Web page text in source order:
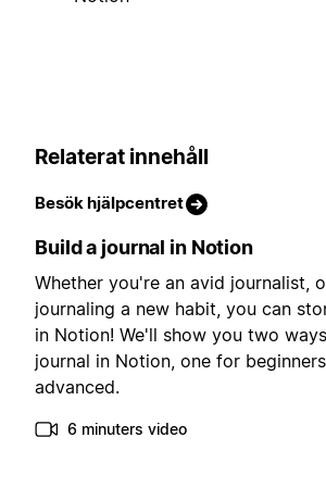
Relaterat innehåll
Besök hjälpcentret
Build a journal in Notion
Whether you're an avid journalist,
journaling a new habit, you can
in Notion! We'll show you two
journal in Notion, one for
advanced.
6 minuters video